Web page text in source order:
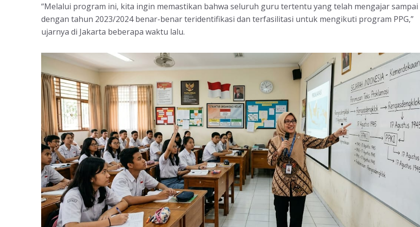
“Melalui program ini, kita ingin memastikan bahwa seluruh guru tertentu yang telah mengajar sampai
dengan tahun 2023/2024 benar-benar teridentifikasi dan terfasilitasi untuk mengikuti program PPG,”
ujarnya di Jakarta beberapa waktu lalu.